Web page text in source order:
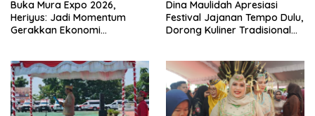
Buka Mura Expo 2026,
Heriyus: Jadi Momentum
Gerakkan Ekonomi
Dina Maulidah Apresiasi
Festival Jajanan Tempo Dulu,
Dorong Kuliner Tradisional